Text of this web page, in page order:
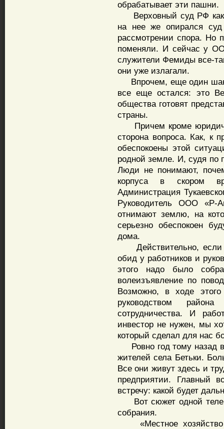
обрабатывает эти пашни.
Верховный суд РФ как
на нее же опирался суд
рассмотрении спора. Но
поменяли. И сейчас у
служители Фемиды все-
они уже излагали.
Впрочем, еще один
все еще остался: это
общества готовят
страны.
Причем кроме
сторона вопроса. Как, к
обеспокоены этой
родной земле. И, судя по
Люди не понимают,
корпуса в скором
Администрация
Руководитель ООО «Р-
отнимают землю, на
серьезно обеспокоен
дома.
Действительно, если
обид у работников и
этого надо было
волеизъявление по
Возможно, в ходе
руководством
сотрудничества. И
инвестор не нужен, мы
который сделал для нас
Ровно год тому назад
жителей села Бетьки.
Все они живут здесь и
предприятии. Главный
встречу: какой будет
Вот сюжет одной
собрания.
«Местное хозяйство